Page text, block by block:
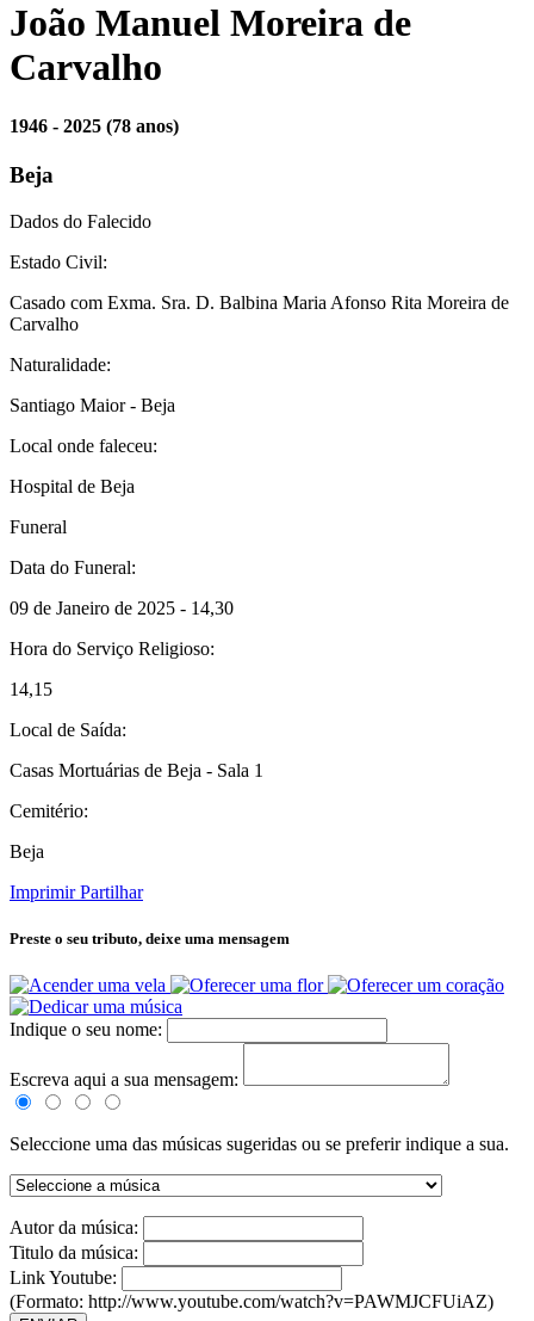
João Manuel Moreira de
Carvalho
1946 - 2025 (78 anos)
Beja
Dados do Falecido
Estado Civil:
Casado com Exma. Sra. D. Balbina Maria Afonso Rita Moreira de
Carvalho
Naturalidade:
Santiago Maior - Beja
Local onde faleceu:
Hospital de Beja
Funeral
Data do Funeral:
09 de Janeiro de 2025 - 14,30
Hora do Serviço Religioso:
14,15
Local de Saída:
Casas Mortuárias de Beja - Sala 1
Cemitério:
Beja
Imprimir Partilhar
Preste o seu tributo, deixe uma mensagem
Indique o seu nome:
Escreva aqui a sua mensagem:
Seleccione uma das músicas sugeridas ou se preferir indique a sua.
Autor da música:
Titulo da música:
Link Youtube:
(Formato: http://www.youtube.com/watch?v=PAWMJCFUiAZ)